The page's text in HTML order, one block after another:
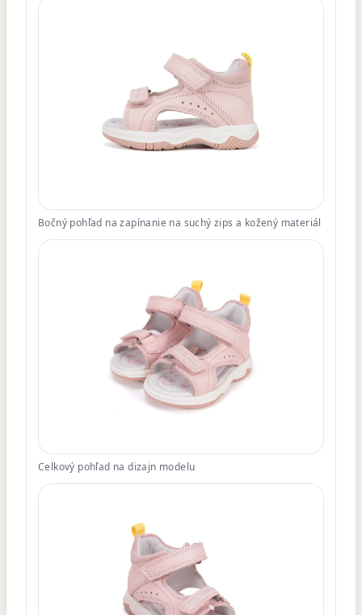
Bočný pohľad na zapínanie na suchý zips a kožený materiál
Celkový pohľad na dizajn modelu